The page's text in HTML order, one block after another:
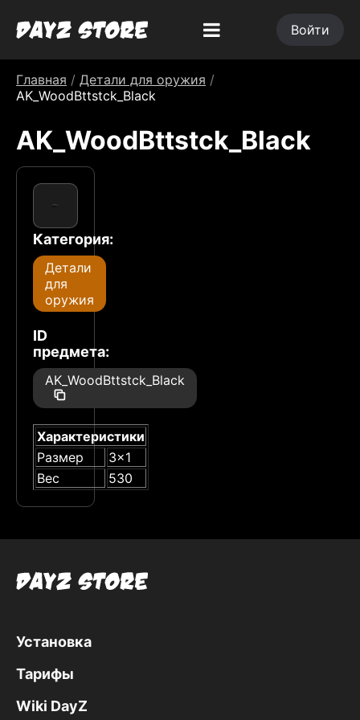
Войти
Главная / Детали для оружия /
AK_WoodBttstck_Black
AK_WoodBttstck_Black
Категория:
Детали
для
оружия
ID
предмета:
AK_WoodBttstck_Black
Характеристики
Размер
3x1
Вес
530
Установка
Тарифы
Wiki DayZ